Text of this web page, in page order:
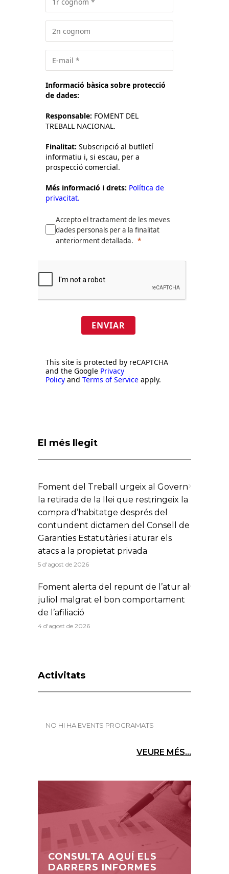
Informació bàsica sobre protecció
de dades:
Responsable: FOMENT DEL
TREBALL NACIONAL.
Finalitat: Subscripció al butlletí
informatiu i, si escau, per a
prospecció comercial.
Més informació i drets: Política de
privacitat.
Accepto el tractament de les meves
dades personals per a la finalitat
anteriorment detallada.
ENVIAR
This site is protected by reCAPTCHA
and the Google Privacy
Policy and Terms of Service apply.
El més llegit
Foment del Treball urgeix al Govern
la retirada de la llei que restringeix la
compra d’habitatge després del
contundent dictamen del Consell de
Garanties Estatutàries i aturar els
atacs a la propietat privada
5 d'agost de 2026
Foment alerta del repunt de l’atur al
juliol malgrat el bon comportament
de l’afiliació
4 d'agost de 2026
Activitats
NO HI HA EVENTS PROGRAMATS
VEURE MÉS...
CONSULTA AQUÍ ELS
DARRERS INFORMES